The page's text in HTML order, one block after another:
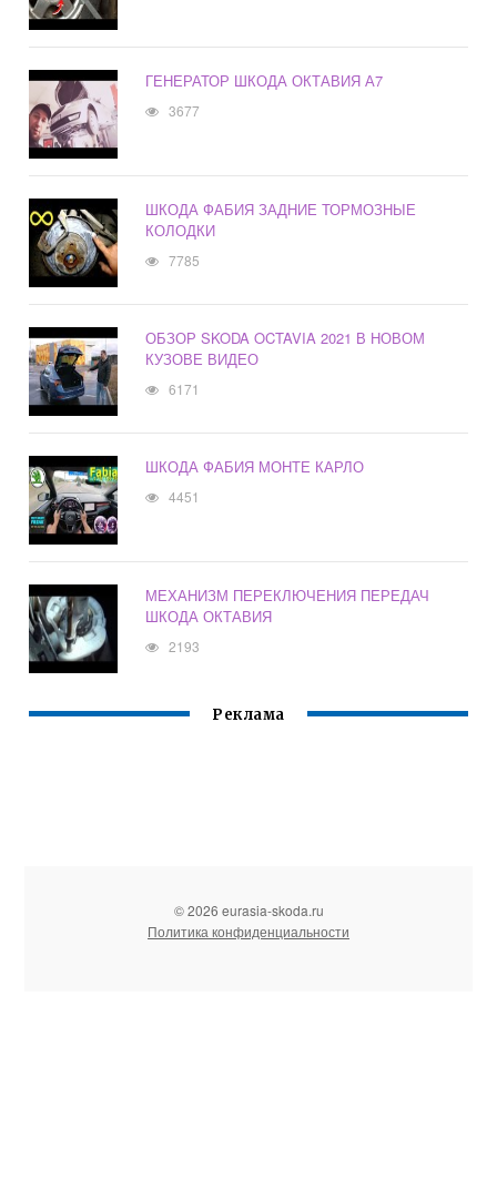
ГЕНЕРАТОР ШКОДА ОКТАВИЯ А7
3677
ШКОДА ФАБИЯ ЗАДНИЕ ТОРМОЗНЫЕ
КОЛОДКИ
7785
ОБЗОР SKODA OCTAVIA 2021 В НОВОМ
КУЗОВЕ ВИДЕО
6171
ШКОДА ФАБИЯ МОНТЕ КАРЛО
4451
МЕХАНИЗМ ПЕРЕКЛЮЧЕНИЯ ПЕРЕДАЧ
ШКОДА ОКТАВИЯ
2193
Реклама
© 2026 eurasia-skoda.ru
Политика конфиденциальности